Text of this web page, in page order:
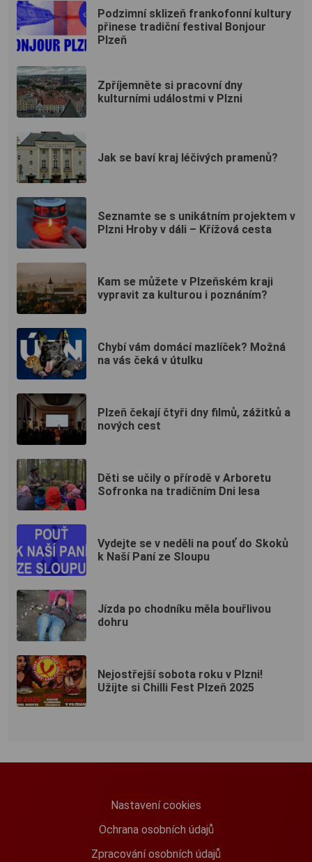
Podzimní sklizeň frankofonní kultury
přinese tradiční festival Bonjour
Plzeň
Zpříjemněte si pracovní dny
kulturními událostmi v Plzni
Jak se baví kraj léčivých pramenů?
Seznamte se s unikátním projektem v
Plzni Hroby v dáli – Křížová cesta
Kam se můžete v Plzeňském kraji
vypravit za kulturou i poznáním?
Chybí vám domácí mazlíček? Možná
na vás čeká v útulku
Plzeň čekají čtyři dny filmů, zážitků a
nových cest
Děti se učily o přírodě v Arboretu
Sofronka na tradičním Dni lesa
Vydejte se v neděli na pouť do Skoků
k Naší Paní ze Sloupu
Jízda po chodníku měla bouřlivou
dohru
Nejostřejší sobota roku v Plzni!
Užijte si Chilli Fest Plzeň 2025
Nastavení cookies
Ochrana osobních údajů
Zpracování osobních údajů